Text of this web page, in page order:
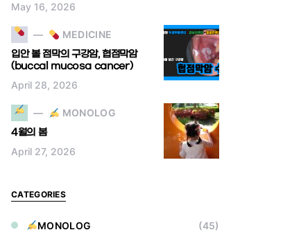
May 16, 2026
MEDICINE
입안 볼 점막의 구강암, 협점막암
(buccal mucosa cancer)
April 28, 2026
MONOLOG
4월의 봄
April 27, 2026
CATEGORIES
MONOLOG (45)